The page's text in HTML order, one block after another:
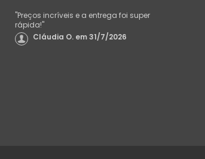
"Preços incríveis e a entrega foi super
rápida!"
Cláudia O. em31/7/2026